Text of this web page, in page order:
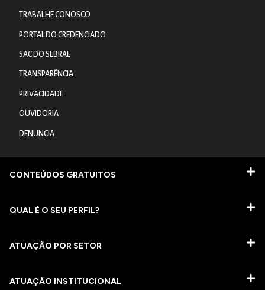
TRABALHE CONOSCO
PORTAL DO CREDENCIADO
SAC DO SEBRAE
TRANSPARÊNCIA
PRIVACIDADE
OUVIDORIA
DENUNCIA
CONTEÚDOS GRATUITOS
QUAL É O SEU PERFIL?
ATUAÇÃO POR SETOR
ATUAÇÃO INSTITUCIONAL